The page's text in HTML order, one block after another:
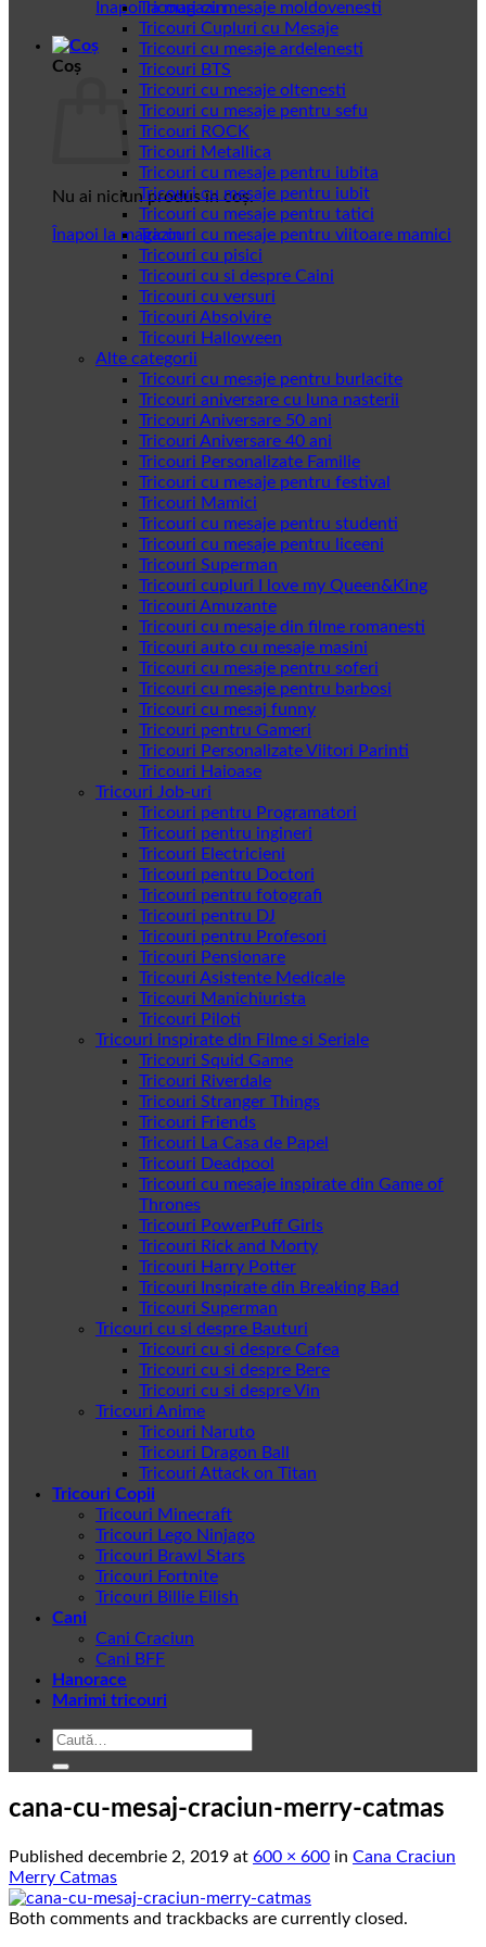
Înapoi la magazin
Coș
Nu ai niciun produs în coș.
Înapoi la magazin
Tricouri cu mesaje moldovenesti
Tricouri Cupluri cu Mesaje
Tricouri cu mesaje ardelenesti
Tricouri BTS
Tricouri cu mesaje oltenesti
Tricouri cu mesaje pentru sefu
Tricouri ROCK
Tricouri Metallica
Tricouri cu mesaje pentru iubita
Tricouri cu mesaje pentru iubit
Tricouri cu mesaje pentru tatici
Tricouri cu mesaje pentru viitoare mamici
Tricouri cu pisici
Tricouri cu si despre Caini
Tricouri cu versuri
Tricouri Absolvire
Tricouri Halloween
Alte categorii
Tricouri cu mesaje pentru burlacite
Tricouri aniversare cu luna nasterii
Tricouri Aniversare 50 ani
Tricouri Aniversare 40 ani
Tricouri Personalizate Familie
Tricouri cu mesaje pentru festival
Tricouri Mamici
Tricouri cu mesaje pentru studenti
Tricouri cu mesaje pentru liceeni
Tricouri Superman
Tricouri cupluri I love my Queen&King
Tricouri Amuzante
Tricouri cu mesaje din filme romanesti
Tricouri auto cu mesaje masini
Tricouri cu mesaje pentru soferi
Tricouri cu mesaje pentru barbosi
Tricouri cu mesaj funny
Tricouri pentru Gameri
Tricouri Personalizate Viitori Parinti
Tricouri Haioase
Tricouri Job-uri
Tricouri pentru Programatori
Tricouri pentru ingineri
Tricouri Electricieni
Tricouri pentru Doctori
Tricouri pentru fotografi
Tricouri pentru DJ
Tricouri pentru Profesori
Tricouri Pensionare
Tricouri Asistente Medicale
Tricouri Manichiurista
Tricouri Piloti
Tricouri inspirate din Filme si Seriale
Tricouri Squid Game
Tricouri Riverdale
Tricouri Stranger Things
Tricouri Friends
Tricouri La Casa de Papel
Tricouri Deadpool
Tricouri cu mesaje inspirate din Game of
Thrones
Tricouri PowerPuff Girls
Tricouri Rick and Morty
Tricouri Harry Potter
Tricouri Inspirate din Breaking Bad
Tricouri Superman
Tricouri cu si despre Bauturi
Tricouri cu si despre Cafea
Tricouri cu si despre Bere
Tricouri cu si despre Vin
Tricouri Anime
Tricouri Naruto
Tricouri Dragon Ball
Tricouri Attack on Titan
Tricouri Copii
Tricouri Minecraft
Tricouri Lego Ninjago
Tricouri Brawl Stars
Tricouri Fortnite
Tricouri Billie Eilish
Cani
Cani Craciun
Cani BFF
Hanorace
Marimi tricouri
Caută
cana-cu-mesaj-craciun-merry-catmas
Published decembrie 2, 2019 at 600 × 600 in Cana Craciun
Merry Catmas
Both comments and trackbacks are currently closed.